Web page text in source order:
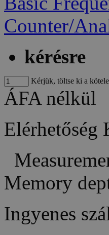
kérésre
Kérjük, töltse ki a
ÁFA nélkül
Elérhetőség
Memory
Ingyenes